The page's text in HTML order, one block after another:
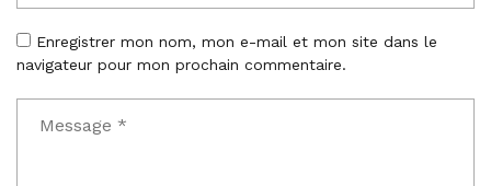
Enregistrer mon nom, mon e-mail et mon site dans le
navigateur pour mon prochain commentaire.